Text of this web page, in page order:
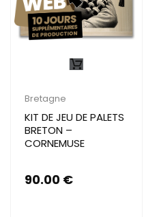
Bretagne
KIT DE JEU DE PALETS
BRETON –
CORNEMUSE
90.00 €